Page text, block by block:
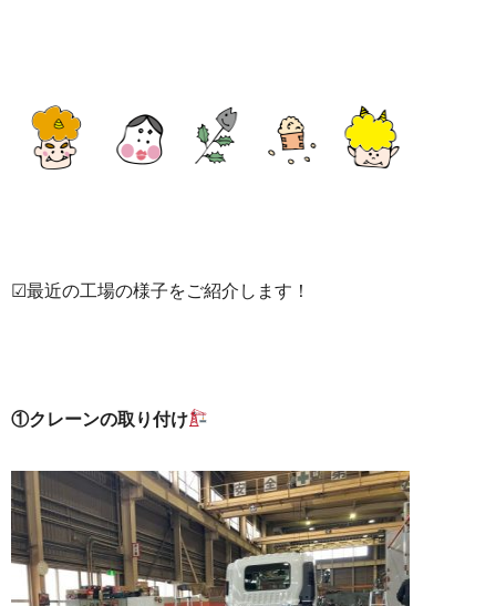
☑最近の工場の様子をご紹介します！
①クレーンの取り付け